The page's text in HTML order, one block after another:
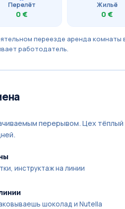
Перелёт
0 €
Жильё
0 €
переезде аренда комнаты
работодатель.
перерывом. Цех
инструктаж на линии
шоколад и Nutella